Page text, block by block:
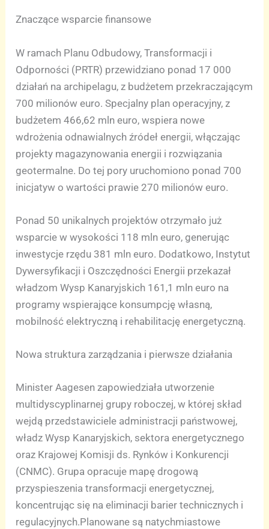
Znaczące wsparcie finansowe
W ramach Planu Odbudowy, Transformacji i
Odporności (PRTR) przewidziano ponad 17 000
działań na archipelagu, z budżetem przekraczającym
700 milionów euro. Specjalny plan operacyjny, z
budżetem 466,62 mln euro, wspiera nowe
wdrożenia odnawialnych źródeł energii, włączając
projekty magazynowania energii i rozwiązania
geotermalne. Do tej pory uruchomiono ponad 700
inicjatyw o wartości prawie 270 milionów euro.
Ponad 50 unikalnych projektów otrzymało już
wsparcie w wysokości 118 mln euro, generując
inwestycje rzędu 381 mln euro. Dodatkowo, Instytut
Dywersyfikacji i Oszczędności Energii przekazał
władzom Wysp Kanaryjskich 161,1 mln euro na
programy wspierające konsumpcję własną,
mobilność elektryczną i rehabilitację energetyczną.
Nowa struktura zarządzania i pierwsze działania
Minister Aagesen zapowiedziała utworzenie
multidyscyplinarnej grupy roboczej, w której skład
wejdą przedstawiciele administracji państwowej,
władz Wysp Kanaryjskich, sektora energetycznego
oraz Krajowej Komisji ds. Rynków i Konkurencji
(CNMC). Grupa opracuje mapę drogową
przyspieszenia transformacji energetycznej,
koncentrując się na eliminacji barier technicznych i
regulacyjnych.Planowane są natychmiastowe